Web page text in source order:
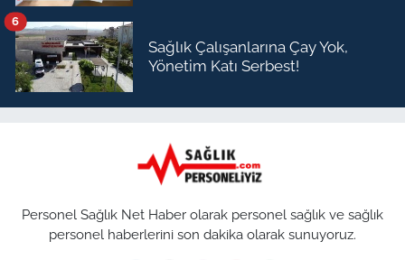
Sağlık Çalışanlarına Çay Yok,
Yönetim Katı Serbest!
6
Personel Sağlık Net Haber olarak personel sağlık ve sağlık
personel haberlerini son dakika olarak sunuyoruz.